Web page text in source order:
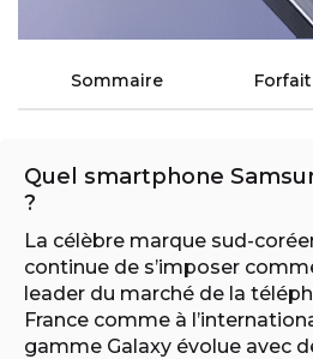
Sommaire
Quel smartphone
?
La célèbre marque sud-
continue de s’imposer
leader du marché de la
France comme à
gamme Galaxy évolue avec